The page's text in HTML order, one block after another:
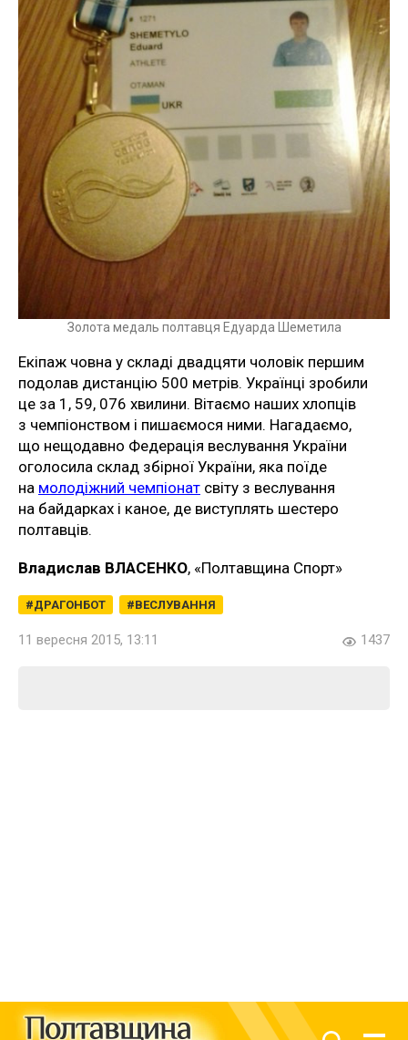
Золота медаль полтавця Едуарда Шеметила
Екіпаж човна у складі двадцяти чоловік першим
подолав дистанцію 500 метрів. Українці зробили
це за 1, 59, 076 хвилини. Вітаємо наших хлопців
з чемпіонством і пишаємося ними. Нагадаємо,
що нещодавно Федерація веслування України
оголосила склад збірної України, яка поїде
на молодіжний чемпіонат світу з веслування
на байдарках і каное, де виступлять шестеро
полтавців.
Владислав ВЛАСЕНКО, «Полтавщина Спорт»
ДРАГОНБОТ ВЕСЛУВАННЯ
11 вересня 2015, 13:11 1437